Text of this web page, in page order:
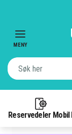
MENY
Reservedeler Mobil